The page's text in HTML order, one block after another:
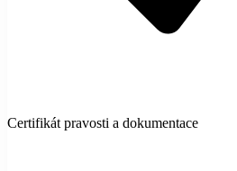
Certifikát pravosti a dokumentace